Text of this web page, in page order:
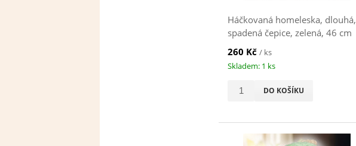
Háčkovaná homeleska, dlouhá,
spadená čepice, zelená, 46 cm
260 Kč / ks
Skladem: 1 ks
DO KOŠÍKU